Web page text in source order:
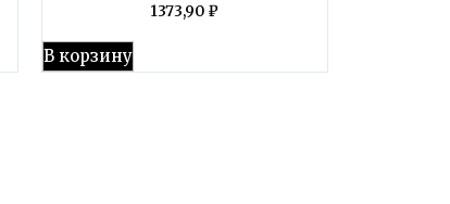
1373,90 ₽
В корзину